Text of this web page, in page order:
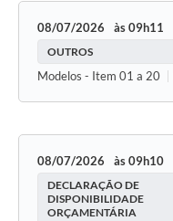
08/07/2026 09h11
OUTROS
Modelos - Item 01 a 20
08/07/2026 09h10
DECLARAÇÃO DE
DISPONIBILIDADE
ORÇAMENTÁRIA